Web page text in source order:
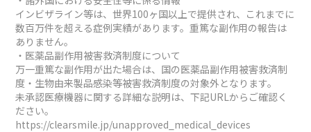
インビザライン等は、世界100ヶ国以上で提供され、これまでに
数百万件を超える症例実績があります。重篤な副作用の報告は
ありません。
・医薬品副作用被害救済制度について
万一重篤な副作用が出た場合は、国の医薬品副作用被害救済制
度・生物由来製品感染等被害救済制度の対象外となります。
未承認医療機器に関する詳細な説明は、下記URLからご確認く
ださい。
https://clearsmile.jp/unapproved_medical_devices